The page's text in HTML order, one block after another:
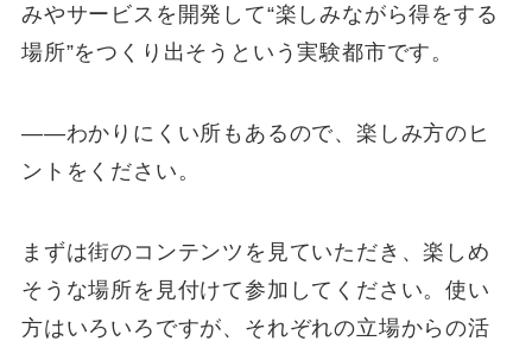
みやサービスを開発して“楽しみながら得をする
場所”をつくり出そうという実験都市です。
――わかりにくい所もあるので、楽しみ方のヒ
ントをください。
まずは街のコンテンツを見ていただき、楽しめ
そうな場所を見付けて参加してください。使い
方はいろいろですが、それぞれの立場からの活